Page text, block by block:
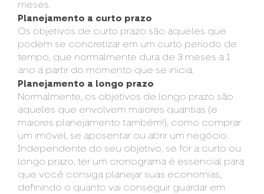
meses.
Planejamento a curto prazo
Os objetivos de curto prazo são aqueles que
podem se concretizar em um curto período de
tempo, que normalmente dura de 3 meses a 1
ano a partir do momento que se inicia.
Planejamento a longo prazo
Normalmente, os objetivos de longo prazo são
aqueles que envolvem maiores quantias (e
maiores planejamento também!), como comprar
um imóvel, se aposentar ou abrir um negócio.
Independente do seu objetivo, se for a curto ou
longo prazo, ter um cronograma é essencial para
que você consiga planejar suas economias,
definindo o quanto vai conseguir guardar em